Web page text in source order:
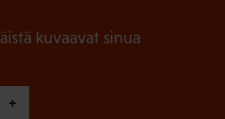
kuvaavat sinua